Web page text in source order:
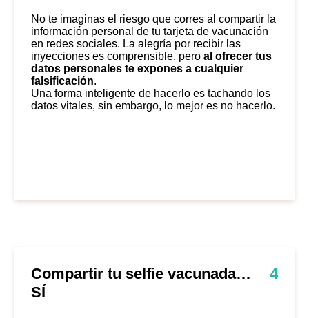
No te imaginas el riesgo que corres al compartir la
información personal de tu tarjeta de vacunación
en redes sociales. La alegría por recibir las
inyecciones es comprensible, pero al ofrecer tus
datos personales te expones a cualquier
falsificación.
Una forma inteligente de hacerlo es tachando los
datos vitales, sin embargo, lo mejor es no hacerlo.
Compartir tu selfie vacunada…
SÍ
4